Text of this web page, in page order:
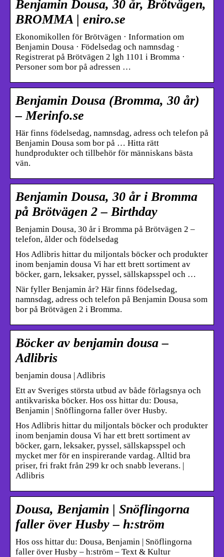
Benjamin Dousa, 30 år, Brötvägen,
BROMMA | eniro.se
Ekonomikollen för Brötvägen · Information om
Benjamin Dousa · Födelsedag och namnsdag ·
Registrerat på Brötvägen 2 lgh 1101 i Bromma ·
Personer som bor på adressen …
Benjamin Dousa (Bromma, 30 år)
– Merinfo.se
Här finns födelsedag, namnsdag, adress och telefon på
Benjamin Dousa som bor på … Hitta rätt
hundprodukter och tillbehör för människans bästa
vän.
Benjamin Dousa, 30 år i Bromma
på Brötvägen 2 – Birthday
Benjamin Dousa, 30 år i Bromma på Brötvägen 2 –
telefon, ålder och födelsedag
Hos Adlibris hittar du miljontals böcker och produkter
inom benjamin dousa Vi har ett brett sortiment av
böcker, garn, leksaker, pyssel, sällskapsspel och …
När fyller Benjamin år? Här finns födelsedag,
namnsdag, adress och telefon på Benjamin Dousa som
bor på Brötvägen 2 i Bromma.
Böcker av benjamin dousa –
Adlibris
benjamin dousa | Adlibris
Ett av Sveriges största utbud av både förlagsnya och
antikvariska böcker. Hos oss hittar du: Dousa,
Benjamin | Snöflingorna faller över Husby.
Hos Adlibris hittar du miljontals böcker och produkter
inom benjamin dousa Vi har ett brett sortiment av
böcker, garn, leksaker, pyssel, sällskapsspel och
mycket mer för en inspirerande vardag. Alltid bra
priser, fri frakt från 299 kr och snabb leverans. |
Adlibris
Dousa, Benjamin | Snöflingorna
faller över Husby – h:ström
Hos oss hittar du: Dousa, Benjamin | Snöflingorna
faller över Husby – h:ström – Text & Kultur